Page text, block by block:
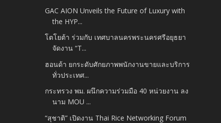
GAC AION Unveils the Future of Luxury with
the HYP...
โตโยต้า ร่วมกับ เทศบาลนครพระนครศรีอยุธยา
จัดงาน “T...
ฮอนด้า ยกระดับศักยภาพพนักงานขายและบริการ
ทั่วประเทศ...
กระทรวง พม. ผนึกความร่วมมือ 40 หน่วยงาน ลง
นาม MOU ...
“สุชาติ” เปิดงาน Thai Rice Networking Forum